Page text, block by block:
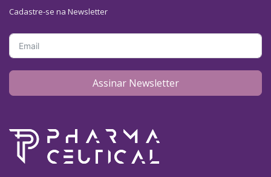
Cadastre-se na Newsletter
Assinar Newsletter